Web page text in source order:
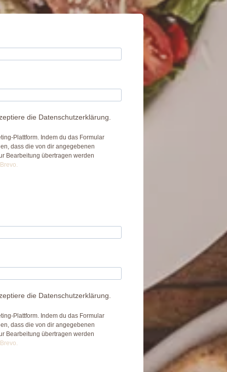
die Datenschutzerklärung.
Plattform. Indem du das Formular
dass die von dir angegebenen
Bearbeitung übertragen werden
die Datenschutzerklärung.
Plattform. Indem du das Formular
dass die von dir angegebenen
Bearbeitung übertragen werden